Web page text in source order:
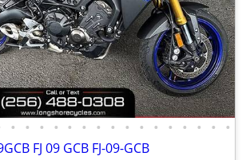
• • • • • • • • • • • • • • • •
FJ 09 GCB FJ-09-GCB